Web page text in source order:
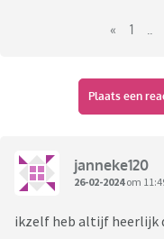
anderen, opvang,
vermoeidheid, « 1
Plaats een
janneke120
26-02-2024om
ikzelf heb altijf heerlijk